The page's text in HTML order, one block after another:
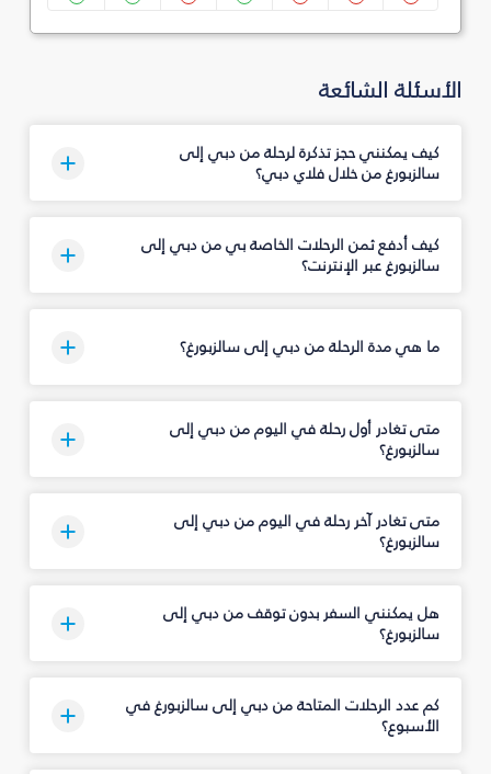
الأسئلة الشائعة
كيف يمكنني حجز تذكرة لرحلة من دبي إلى
سالزبورغ من خلال فلاي دبي؟
كيف أدفع ثمن الرحلات الخاصة بي من دبي إلى
سالزبورغ عبر الإنترنت؟
ما هي مدة الرحلة من دبي إلى سالزبورغ؟
متى تغادر أول رحلة في اليوم من دبي إلى
سالزبورغ؟
متى تغادر آخر رحلة في اليوم من دبي إلى
سالزبورغ؟
هل يمكنني السفر بدون توقف من دبي إلى
سالزبورغ؟
كم عدد الرحلات المتاحة من دبي إلى سالزبورغ في
الأسبوع؟